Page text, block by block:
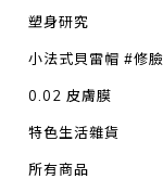
塑身研究
小法式貝雷帽 #修臉
0.02 皮膚膜
特色生活雜貨
所有商品